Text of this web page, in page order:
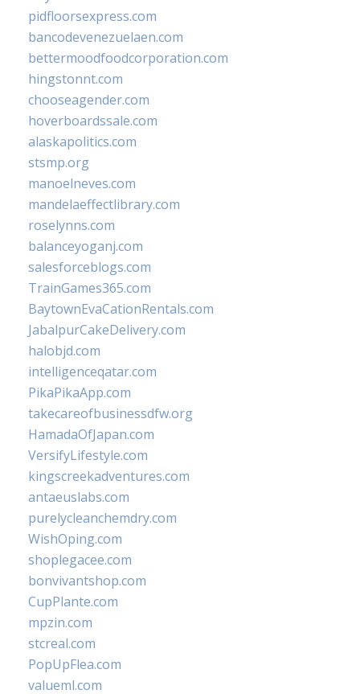
pidfloorsexpress.com
bancodevenezuelaen.com
bettermoodfoodcorporation.com
hingstonnt.com
chooseagender.com
hoverboardssale.com
alaskapolitics.com
stsmp.org
manoelneves.com
mandelaeffectlibrary.com
roselynns.com
balanceyoganj.com
salesforceblogs.com
TrainGames365.com
BaytownEvaCationRentals.com
JabalpurCakeDelivery.com
halobjd.com
intelligenceqatar.com
PikaPikaApp.com
takecareofbusinessdfw.org
HamadaOfJapan.com
VersifyLifestyle.com
kingscreekadventures.com
antaeuslabs.com
purelycleanchemdry.com
WishOping.com
shoplegacee.com
bonvivantshop.com
CupPlante.com
mpzin.com
stcreal.com
PopUpFlea.com
valueml.com